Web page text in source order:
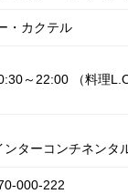
・カクテル
～22:00 （料理
ターコンチネンタ
000-222